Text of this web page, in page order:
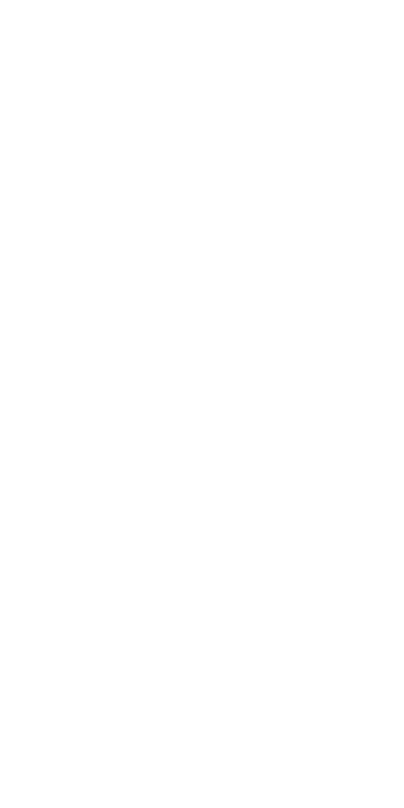
にご登録され
社の共同利用者
とをご了承くだ
はありません。
年1月12日よ
ない年数を意
通知します。
、取り引きをい
ムロン制御